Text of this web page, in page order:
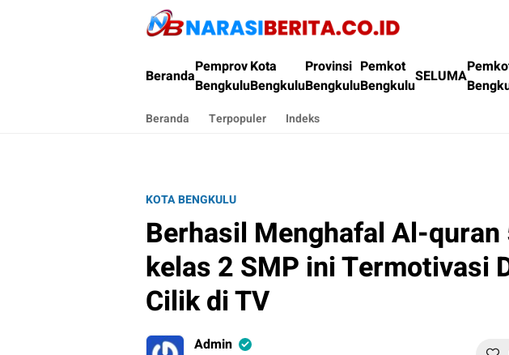
Narasi Berita
BerandaPemprov
Bengkulu
Kota
Bengkulu
Provinsi
Bengkulu
Pemkot
BengkuluSELUMA
Beranda Terpopuler Indeks
KOTA BENGKULU
Berhasil Menghafal Al-quran
kelas 2 SMP ini Termotivasi
Cilik di TV
Admin